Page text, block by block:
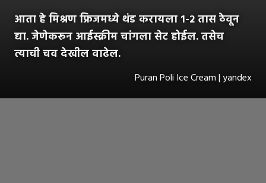
आता हे मिश्रण फ्रिजमध्ये थंड करायला १-२ तास ठेवून
द्या. जेणेकरून आईस्क्रीम चांगला सेट होईल. तसेच
त्याची चव देखील वाढेल.
Puran Poli Ice Cream | yandex